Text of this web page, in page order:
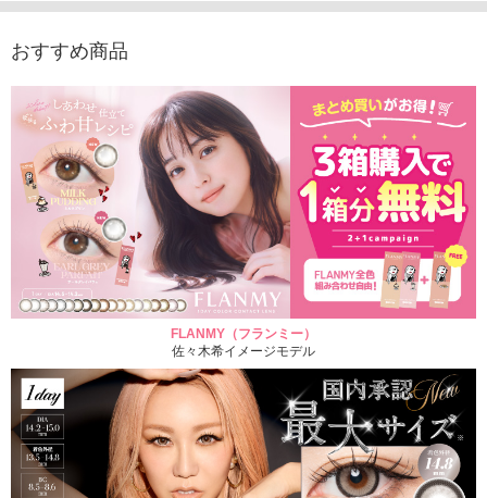
おすすめ商品
FLANMY（フランミー）
佐々木希イメージモデル